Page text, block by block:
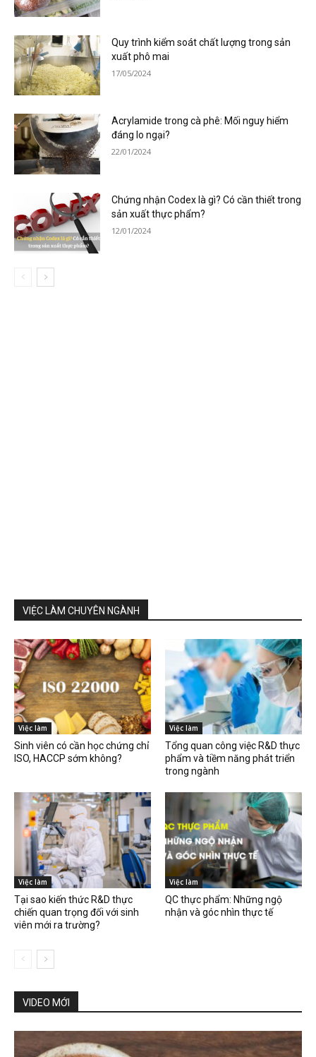
Quy trình kiểm soát chất lượng trong sản
xuất phô mai
17/05/2024
Acrylamide trong cà phê: Mối nguy hiểm
đáng lo ngại?
22/01/2024
Chứng nhận Codex là gì? Có cần thiết trong
sản xuất thực phẩm?
12/01/2024
VIỆC LÀM CHUYÊN NGÀNH
Việc làm
Sinh viên có cần học chứng chỉ
ISO, HACCP sớm không?
Việc làm
Tổng quan công việc R&D thực
phẩm và tiềm năng phát triển
trong ngành
Việc làm
Tại sao kiến thức R&D thực
chiến quan trọng đối với sinh
viên mới ra trường?
Việc làm
QC thực phẩm: Những ngộ
nhận và góc nhìn thực tế
VIDEO MỚI